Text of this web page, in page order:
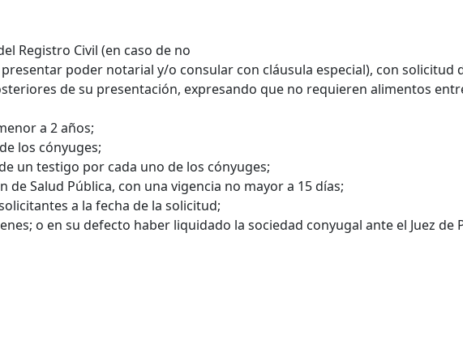
Registro Civil (en caso de no
poder notarial y/o consular con cláusula especial), con solicitud
de su presentación, expresando que no requieren alimentos
a 2 años;
los cónyuges;
un testigo por cada uno de los cónyuges;
Salud Pública, con una vigencia no mayor a 15 días;
a la fecha de la solicitud;
o en su defecto haber liquidado la sociedad conyugal ante el Juez de